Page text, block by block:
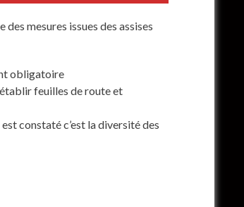
augmenter
mesures issues des assises
obligatoire
feuilles de route et
constaté c’est la diversité des